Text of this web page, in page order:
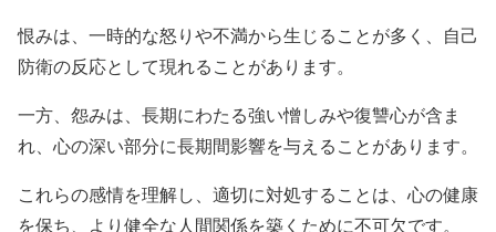
恨みは、一時的な怒りや不満から生じることが多く、自己
防衛の反応として現れることがあります。
一方、怨みは、長期にわたる強い憎しみや復讐心が含ま
れ、心の深い部分に長期間影響を与えることがあります。
これらの感情を理解し、適切に対処することは、心の健康
を保ち、より健全な人間関係を築くために不可欠です。